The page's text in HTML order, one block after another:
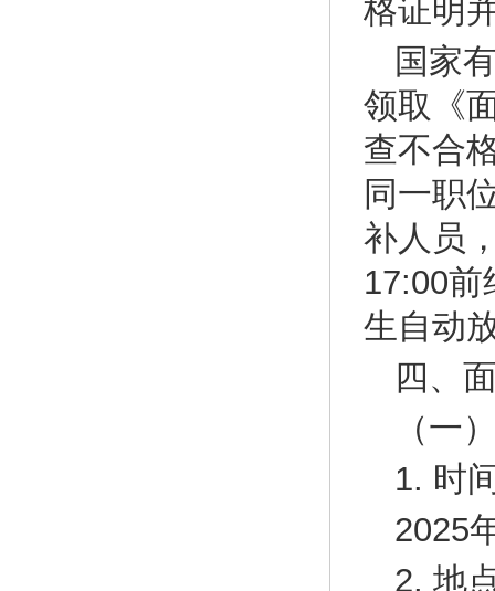
格证明
国家
领取《
查不合
同一职
补人员
17:00前
生自动
四、
（一
1. 时
2025
2. 地